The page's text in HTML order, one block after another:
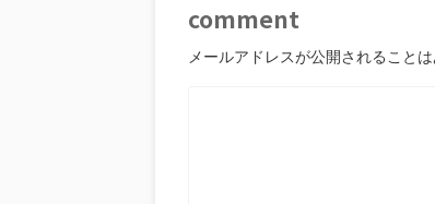
comment
メールアドレスが公開されることは